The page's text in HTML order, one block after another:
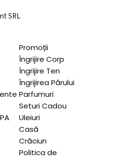
Promoții
Îngrijire Corp
Îngrijire Ten
Îngrijirea Părului
Parfumuri
Seturi Cadou
Uleiuri
Casă
Crăciun
Politica de
SRL